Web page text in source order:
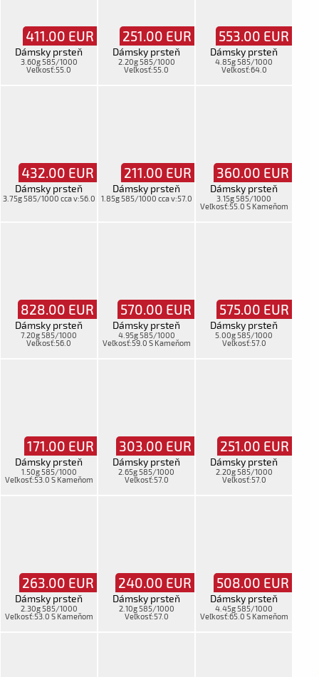
411.00 EUR
Dámsky prsteň
3.60g 585/1000
Veľkosť:55.0
251.00 EUR
Dámsky prsteň
2.20g 585/1000
Veľkosť:55.0
553.00 EUR
Dámsky prsteň
4.85g 585/1000
Veľkosť:64.0
432.00 EUR
Dámsky prsteň
3.75g 585/1000 cca v:56.0
211.00 EUR
Dámsky prsteň
1.85g 585/1000 cca v:57.0
360.00 EUR
Dámsky prsteň
3.15g 585/1000
Veľkosť:55.0 S Kameňom
828.00 EUR
Dámsky prsteň
7.20g 585/1000
Veľkosť:56.0
570.00 EUR
Dámsky prsteň
4.95g 585/1000
Veľkosť:59.0 S Kameňom
575.00 EUR
Dámsky prsteň
5.00g 585/1000
Veľkosť:57.0
171.00 EUR
Dámsky prsteň
1.50g 585/1000
Veľkosť:53.0 S Kameňom
303.00 EUR
Dámsky prsteň
2.65g 585/1000
Veľkosť:57.0
251.00 EUR
Dámsky prsteň
2.20g 585/1000
Veľkosť:57.0
263.00 EUR
Dámsky prsteň
2.30g 585/1000
Veľkosť:53.0 S Kameňom
240.00 EUR
Dámsky prsteň
2.10g 585/1000
Veľkosť:57.0
508.00 EUR
Dámsky prsteň
4.45g 585/1000
Veľkosť:65.0 S Kameňom